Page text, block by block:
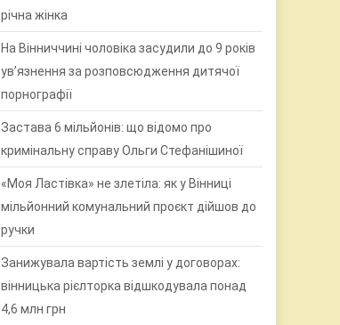
річна жінка
На Вінниччині чоловіка засудили до 9 років
ув’язнення за розповсюдження дитячої
порнографії
Застава 6 мільйонів: що відомо про
кримінальну справу Ольги Стефанішиної
«Моя Ластівка» не злетіла: як у Вінниці
мільйонний комунальний проєкт дійшов до
ручки
Занижувала вартість землі у договорах:
вінницька рієлторка відшкодувала понад
4,6 млн грн